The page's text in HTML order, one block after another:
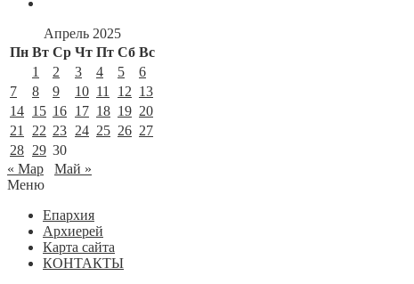
Апрель 2025
Пн Вт Ср Чт Пт Сб Вс
1
2 3 4 5
6
7
8 9 10 11 12 13
14 15 16 17 18 19 20
21
22 23 24 25 26 27
28 29 30
« Мар
Май »
Меню
Епархия
Архиерей
Карта сайта
КОНТАКТЫ